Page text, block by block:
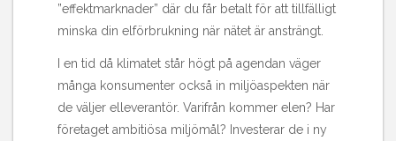
”effektmarknader” där du får betalt för att tillfälligt
minska din elförbrukning när nätet är ansträngt.
I en tid då klimatet står högt på agendan väger
många konsumenter också in miljöaspekten när
de väljer elleverantör. Varifrån kommer elen? Har
företaget ambitiösa miljömål? Investerar de i ny